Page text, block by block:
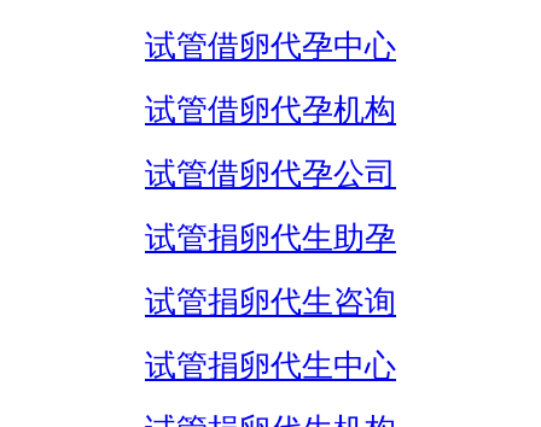
试管借卵代孕中心
试管借卵代孕机构
试管借卵代孕公司
试管捐卵代生助孕
试管捐卵代生咨询
试管捐卵代生中心